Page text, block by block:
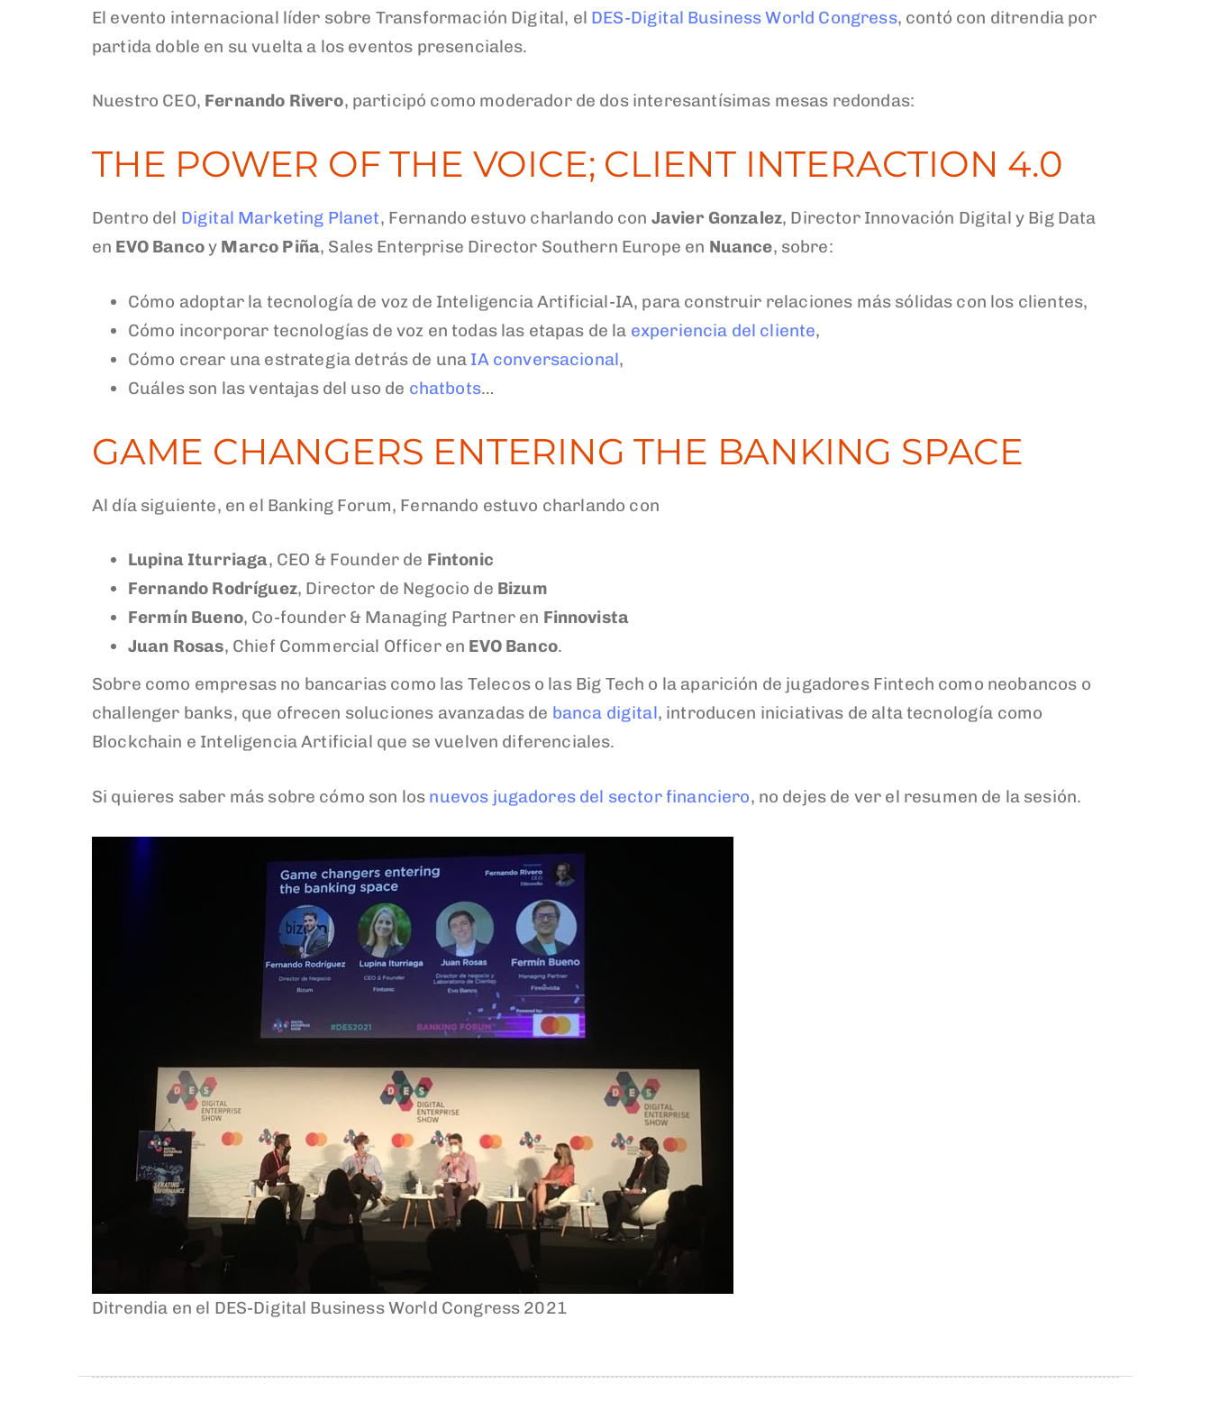
El evento internacional líder sobre Transformación Digital, el DES-Digital Business World Congress, contó con ditrendia por
partida doble en su vuelta a los eventos presenciales.
Nuestro CEO, Fernando Rivero, participó como moderador de dos interesantísimas mesas redondas:
THE POWER OF THE VOICE; CLIENT INTERACTION 4.0
Dentro del Digital Marketing Planet, Fernando estuvo charlando con Javier Gonzalez, Director Innovación Digital y Big Data
en EVO Bancoy Marco Piña, Sales Enterprise Director Southern Europe en Nuance, sobre:
Cómo adoptar la tecnología de voz de Inteligencia Artificial-IA, para construir relaciones más sólidas con los clientes,
Cómo incorporar tecnologías de voz en todas las etapas de la experiencia del cliente,
Cómo crear una estrategia detrás de una IA conversacional,
Cuáles son las ventajas del uso de chatbots…
GAME CHANGERS ENTERING THE BANKING SPACE
Al día siguiente, en el Banking Forum, Fernando estuvo charlando con
Lupina Iturriaga, CEO & Founder de Fintonic
Fernando Rodríguez, Director de Negocio de Bizum
Fermín Bueno, Co-founder & Managing Partner en Finnovista
Juan Rosas, Chief Commercial Officer en EVO Banco.
Sobre como empresas no bancarias como las Telecos o las Big Tech o la aparición de jugadores Fintech como neobancos o
challenger banks, que ofrecen soluciones avanzadas de banca digital, introducen iniciativas de alta tecnología como
Blockchain e Inteligencia Artificial que se vuelven diferenciales.
Si quieres saber más sobre cómo son los nuevos jugadores del sector financiero, no dejes de ver el resumen de la sesión.
Ditrendia en el DES-Digital Business World Congress 2021